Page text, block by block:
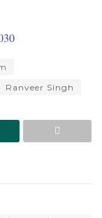
Ranveer Singh